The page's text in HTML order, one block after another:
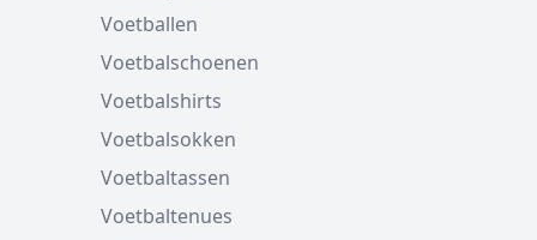
Voetballen
Voetbalschoenen
Voetbalshirts
Voetbalsokken
Voetbaltassen
Voetbaltenues